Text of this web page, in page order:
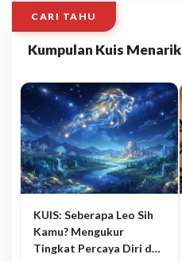
CARI TAHU
Kumpulan Kuis Menarik
KUIS: Seberapa Leo Sih
Kamu? Mengukur
Tingkat Percaya Diri dan